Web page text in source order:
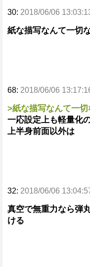
30: 2018/06/06
紙な描写なんて一切
68: 2018/06/06
>紙な描写なんて一
一応設定上も軽量化
上半身前面以外は
32: 2018/06/06
真空で無重力なら弾
ける